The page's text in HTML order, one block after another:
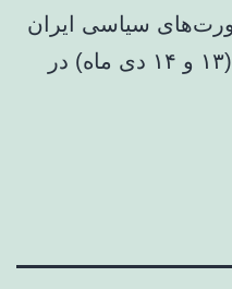
سیاسی ایران
– هند روز پنجشنبه و جمعه(۱۳ و ۱۴ دی ماه) در